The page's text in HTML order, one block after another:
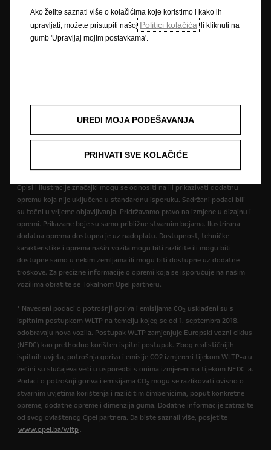
Cjenik je informativan. Konačna cijena se obračunava prema prodajnom
tečaju EUR-a kod Centralne banke važećem na dan uplate. Vaš ovlašteni
međuvremenu. Podaci su informativni. AW OPL Distribution Kft. ne snosi
nikakvu odgovornost.
Opisi i ilustracije značajki mogu se odnositi na ili prikazivati dodatnu
opremu koja nije uključena u standardnu isporuku. Sadržani podaci bili
su točni u vrijeme objavljivanja. Pridržavamo pravo na izmjene u dizajnu i
opremi. Prikazane boje su samo približne stvarnim bojama. Ilustrirana
dodatna oprema dostupna je uz nadoplatu. Dostupnost, tehničke
karakteristike i oprema naših vozila mogu biti različite ili mogu biti
dostupne samo u nekim zemljama ili mogu biti dostupne uz dodatne
troškove. Za precizne informacije o opremi koja se isporučuje na našim
vozilima obratite se lokalnom Opel partneru.
* Navedeni podaci o potrošnji goriva i emisijama CO2 usklađeni su s
ispitnim postupkom WLTP na temelju kojeg se od 1. septembra 2018.
odobravaju nova vozila. Postupak WLTP zamjenjuje Europski vozni ciklus
(NEDC) kao prethodno korišten ispitni postupak. Zbog realističnijih
ispitnih uvjeta, potrošnja goriva i emisije CO2 izmjereni tijekom WLTP-a u
većini su slučajeva veći u usporedbi s onima izmjerenima tijekom NEDC-a.
Podaci o potrošnji goriva i emisijama CO2 mogu se razlikovati ovisno o
stvarnim uvjetima korištenja i različitim čimbenicima, poput konkretne
opreme, dodatne opreme i dimenzija guma. Dodatne informacije zatražite
od svog ovlaštenog Opel partnera. Da biste saznali više, posjetite
www.opel.ba/wltp .
Ako želite saznati više o kolačićima koje koristimo i kako ih
upravljati, možete pristupiti našoj Politici kolačića ili kliknuti na
gumb 'Upravljaj mojim postavkama'.
UREDI MOJA PODEŠAVANJA
PRIHVATI SVE KOLAČIĆE